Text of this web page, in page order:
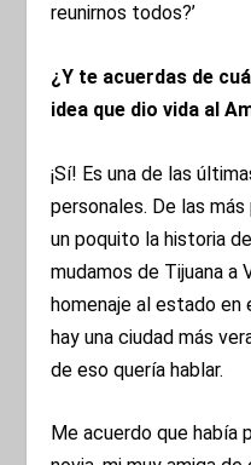
reunirnos todos?’
¿Y te acuerdas de
idea que dio vida al
¡Sí! Es una de las
personales. De las
un poquito la historia
mudamos de Tijuana a
homenaje al estado en
hay una ciudad más
de eso quería hablar.
Me acuerdo que había